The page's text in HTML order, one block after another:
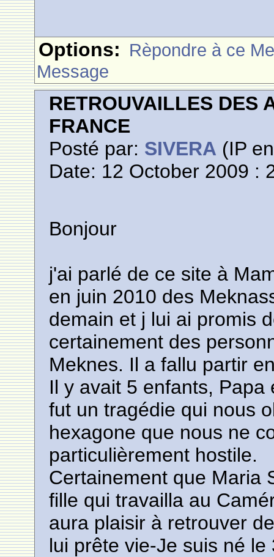
Options: Rèpondre à ce
Message
RETROUVAILLES DES
FRANCE
Posté par: SIVERA (IP
Date: 12 October 2009 :
Bonjour
j'ai parlé de ce site à
en juin 2010 des
demain et j lui ai promis
certainement des
Meknes. Il a fallu partir
Il y avait 5 enfants,
fut un tragédie qui nous
hexagone que nous ne
particulièrement hostile.
Certainement que Maria
fille qui travailla au
aura plaisir à retrouver
lui prête vie-Je suis né